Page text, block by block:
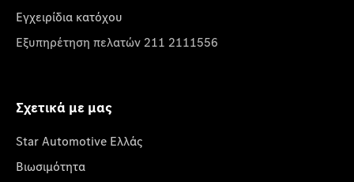
Εγχειρίδια κατόχου
Εξυπηρέτηση πελατών 211 2111556
Σχετικά με μας
Star Automotive Ελλάς
Βιωσιμότητα